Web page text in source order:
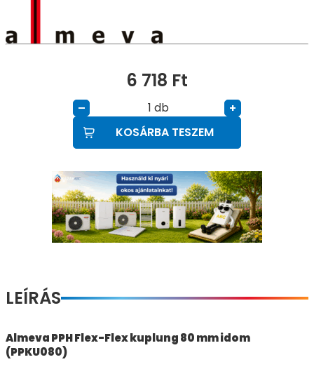
6 718 Ft
– db
+
KOSÁRBA TESZEM
LEÍRÁS
Almeva PPH Flex-Flex kuplung 80 mm idom
(PPKU080)